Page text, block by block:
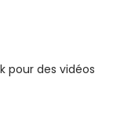
pour des vidéos